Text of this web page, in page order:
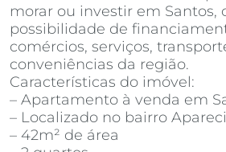
morar ou investir em Santos,
possibilidade de
comércios, serviços,
conveniências da região.
Características do imóvel:
– Apartamento à venda em
– Localizado no bairro
– 42m² de área